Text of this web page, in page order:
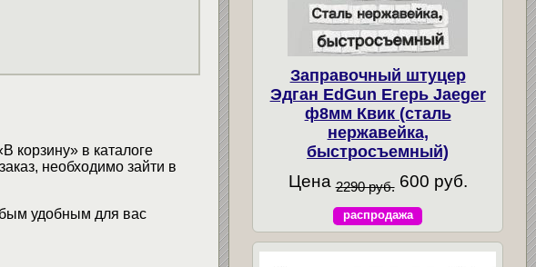
корзину» в каталоге
необходимо зайти в
удобным для вас
Заправочный штуцер
Эдган EdGun Егерь Jaeger
ф8мм Квик (сталь
нержавейка,
быстросъемный)
Цена 2290 руб. 600 руб.
распродажа